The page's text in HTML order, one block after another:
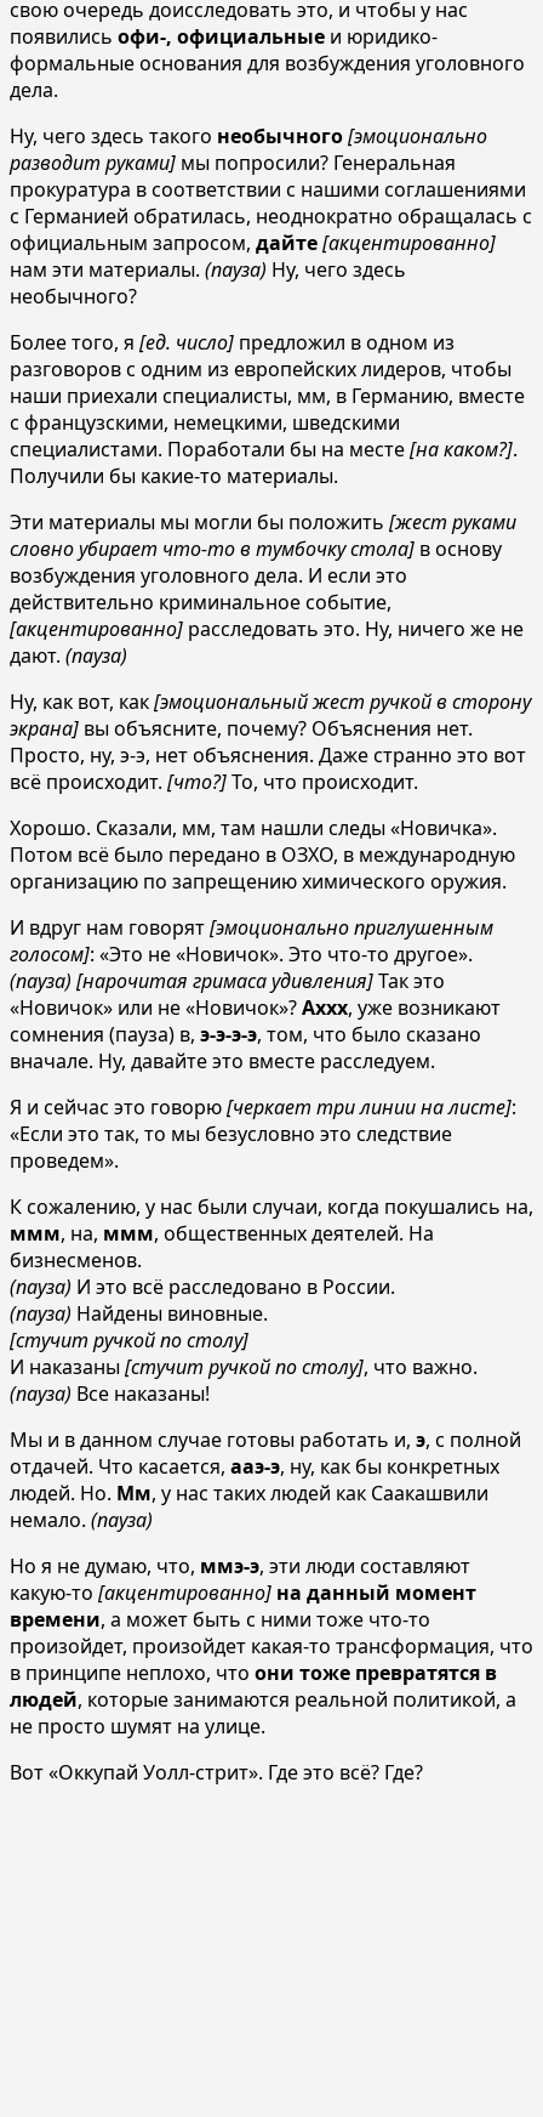
свою очередь доисследовать это, и чтобы у нас
появились офи-, официальные и юридико-
формальные основания для возбуждения уголовного
дела.
Ну, чего здесь такого необычного[эмоционально
разводит руками] мы попросили? Генеральная
прокуратура в соответствии с нашими соглашениями
с Германией обратилась, неоднократно обращалась с
официальным запросом, дайте[акцентированно]
нам эти материалы. (пауза) Ну, чего здесь
необычного?
Более того, я [ед. число] предложил в одном из
разговоров с одним из европейских лидеров, чтобы
наши приехали специалисты, мм, в Германию, вместе
с французскими, немецкими, шведскими
специалистами. Поработали бы на месте[на каком?].
Получили бы какие-то материалы.
Эти материалы мы могли бы положить [жест руками
словно убирает что-то в тумбочку стола] в основу
возбуждения уголовного дела. И если это
действительно криминальное событие,
[акцентированно] расследовать это. Ну, ничего же не
дают. (пауза)
Ну, как вот, как[эмоциональный жест ручкой в сторону
экрана] вы объясните, почему? Объяснения нет.
Просто, ну, э-э, нет объяснения. Даже странно это вот
всё происходит. [что?]То, что происходит.
Хорошо. Сказали, мм, там нашли следы «Новичка».
Потом всё было передано в ОЗХО, в международную
организацию по запрещению химического оружия.
И вдруг нам говорят[эмоционально приглушенным
голосом]: «Это не «Новичок». Это что-то другое».
(пауза) [нарочитая гримаса удивления]Так это
«Новичок» или не «Новичок»?Аххх, уже возникают
сомнения (пауза) в, э-э-э-э, том, что было сказано
вначале. Ну, давайте это вместе расследуем.
Я и сейчас это говорю[черкает три линии на листе]:
«Если это так, то мы безусловно это следствие
проведем».
К сожалению, у нас были случаи, когда покушались на,
ммм, на, ммм, общественных деятелей. На
бизнесменов.
(пауза) И это всё расследовано в России.
(пауза) Найдены виновные.
[стучит ручкой по столу]
И наказаны [стучит ручкой по столу], что важно.
(пауза) Все наказаны!
Мы и в данном случае готовы работать и, э, с полной
отдачей. Что касается, ааэ-э, ну, как бы конкретных
людей. Но. Мм, у нас таких людей как Саакашвили
немало. (пауза)
Но я не думаю, что, ммэ-э, эти люди составляют
какую-то [акцентированно] на данный момент
времени, а может быть с ними тоже что-то
произойдет, произойдет какая-то трансформация, что
в принципе неплохо, что они тоже превратятся в
людей, которые занимаются реальной политикой, а
не просто шумят на улице.
Вот «Оккупай Уолл-стрит». Где это всё? Где?